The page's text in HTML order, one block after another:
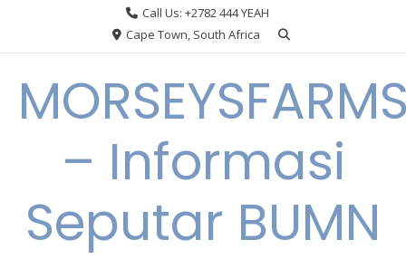
Call Us: +2782 444 YEAH
Cape Town, South Africa
– Informasi
Seputar BUMN